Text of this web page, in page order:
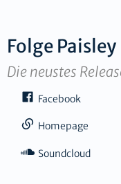
Folge Paisley
Die neustes
Facebook
Homepage
Soundcloud